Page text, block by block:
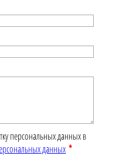
персональных данных в
данных *